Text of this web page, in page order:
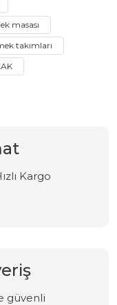
masası
takımları
Kargo
güvenli